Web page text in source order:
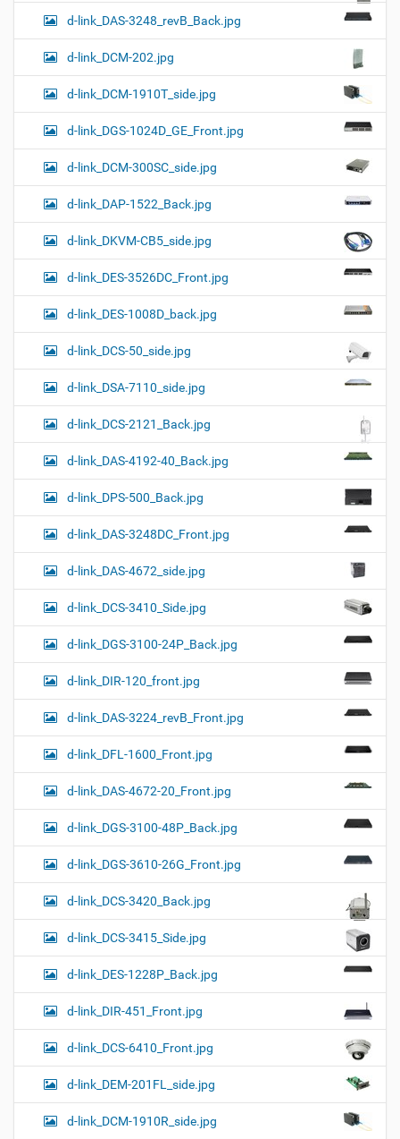
d-link_DAS-3248_revB_Back.jpg
d-link_DCM-202.jpg
d-link_DCM-1910T_side.jpg
d-link_DGS-1024D_GE_Front.jpg
d-link_DCM-300SC_side.jpg
d-link_DAP-1522_Back.jpg
d-link_DKVM-CB5_side.jpg
d-link_DES-3526DC_Front.jpg
d-link_DES-1008D_back.jpg
d-link_DCS-50_side.jpg
d-link_DSA-7110_side.jpg
d-link_DCS-2121_Back.jpg
d-link_DAS-4192-40_Back.jpg
d-link_DPS-500_Back.jpg
d-link_DAS-3248DC_Front.jpg
d-link_DAS-4672_side.jpg
d-link_DCS-3410_Side.jpg
d-link_DGS-3100-24P_Back.jpg
d-link_DIR-120_front.jpg
d-link_DAS-3224_revB_Front.jpg
d-link_DFL-1600_Front.jpg
d-link_DAS-4672-20_Front.jpg
d-link_DGS-3100-48P_Back.jpg
d-link_DGS-3610-26G_Front.jpg
d-link_DCS-3420_Back.jpg
d-link_DCS-3415_Side.jpg
d-link_DES-1228P_Back.jpg
d-link_DIR-451_Front.jpg
d-link_DCS-6410_Front.jpg
d-link_DEM-201FL_side.jpg
d-link_DCM-1910R_side.jpg